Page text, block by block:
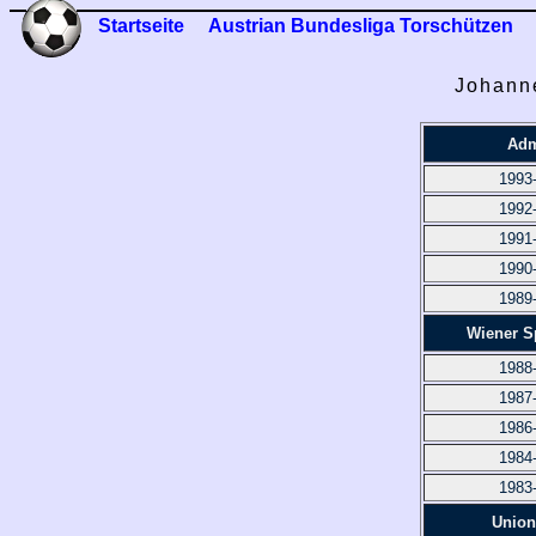
Startseite Austrian Bundesliga Torschützen
Wiener